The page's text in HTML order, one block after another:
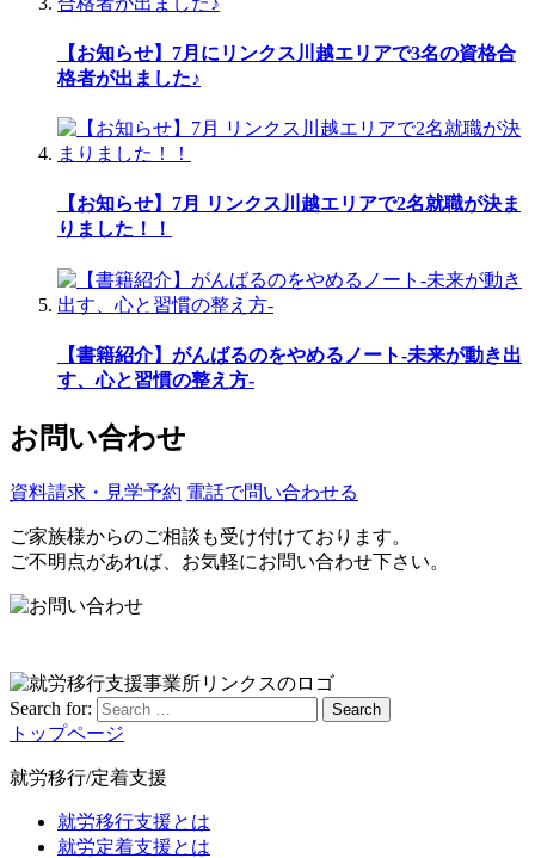
【お知らせ】7月にリンクス川越エリアで3名の資格合
格者が出ました♪
【お知らせ】7月 リンクス川越エリアで2名就職が決ま
りました！！
【書籍紹介】がんばるのをやめるノート-未来が動き出
す、心と習慣の整え方-
お問い合わせ
資料請求・見学予約 電話で問い合わせる
ご家族様からのご相談も受け付けております。
ご不明点があれば、お気軽にお問い合わせ下さい。
Search for: Search
トップページ
就労移行/定着支援
就労移行支援とは
就労定着支援とは